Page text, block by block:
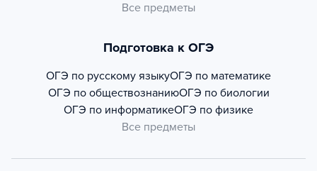
Все предметы
Подготовка к ОГЭ
ОГЭ по русскому языкуОГЭ по математике
ОГЭ по обществознаниюОГЭ по биологии
ОГЭ по информатикеОГЭ по физике
Все предметы